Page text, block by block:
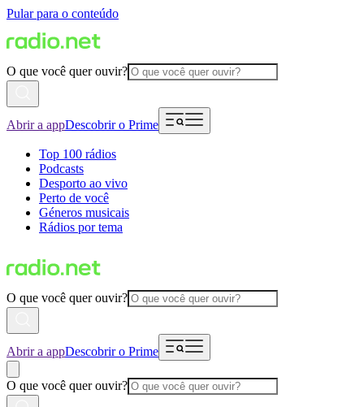
Pular para o conteúdo
O que você quer ouvir?
Abrir a appDescobrir o Prime
Top 100 rádios
Podcasts
Desporto ao vivo
Perto de você
Géneros musicais
Rádios por tema
O que você quer ouvir?
Abrir a appDescobrir o Prime
O que você quer ouvir?